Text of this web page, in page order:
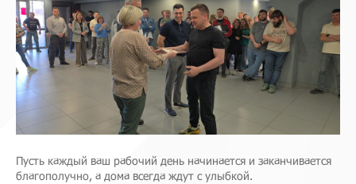
Пусть каждый ваш рабочий день начинается и заканчивается
благополучно, а дома всегда ждут с улыбкой.